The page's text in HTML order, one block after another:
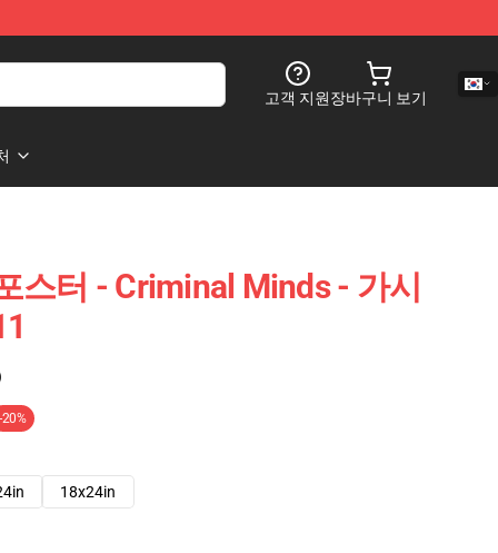
고객 지원장바구니 보기
스터 - Criminal Minds - 가시
-20%
18x24in